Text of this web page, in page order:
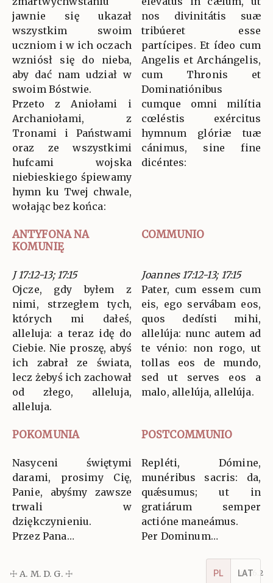
jawnie się ukazał
wszystkim swoim
uczniom i w ich oczach
wzniósł się do nieba,
aby dać nam udział w
swoim Bóstwie.
Przeto z Aniołami i
Archaniołami, z
Tronami i Państwami
oraz ze wszystkimi
hufcami wojska
niebieskiego śpiewamy
hymn ku Twej chwale,
wołając bez końca:
nos divinitátis suæ
tribúeret esse
partícipes. Et ídeo cum
Angelis et Archángelis,
cum Thronis et
Dominatiónibus
cumque omni milítia
cœléstis exércitus
hymnum glóriæ tuæ
cánimus, sine fine
dicéntes:
ANTYFONA NA
KOMUNIĘ
COMMUNIO
J 17:12-13; 17:15
Ojcze, gdy byłem z
nimi, strzegłem tych,
których mi dałeś,
alleluja: a teraz idę do
Ciebie. Nie proszę, abyś
ich zabrał ze świata,
lecz żebyś ich zachował
od złego, alleluja,
alleluja.
Joannes 17:12-13; 17:15
Pater, cum essem cum
eis, ego servábam eos,
quos dedísti mihi,
allelúja: nunc autem ad
te vénio: non rogo, ut
tollas eos de mundo,
sed ut serves eos a
malo, allelúja, allelúja.
POKOMUNIA POSTCOMMUNIO
Nasyceni świętymi
darami, prosimy Cię,
Panie, abyśmy zawsze
trwali w
dziękczynieniu.
Przez Pana…
Repléti, Dómine,
munéribus sacris: da,
quǽsumus; ut in
gratiárum semper
actióne maneámus.
Per Dominum…
PL LAT
☩ A. M. D. G. ☩ v5.16.2